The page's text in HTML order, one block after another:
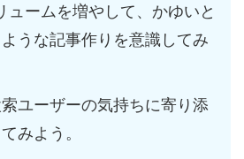
ュームを増やして、かゆいと
うな記事作りを意識してみ
ユーザーの気持ちに寄り添
みよう。